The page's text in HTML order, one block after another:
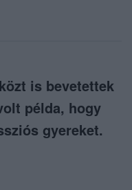
is bevetettek
példa, hogy
gyereket.